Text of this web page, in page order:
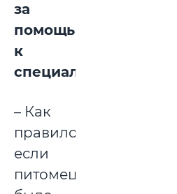
за
помощью
к
специалисту?
– Как
правило,
если
питомец